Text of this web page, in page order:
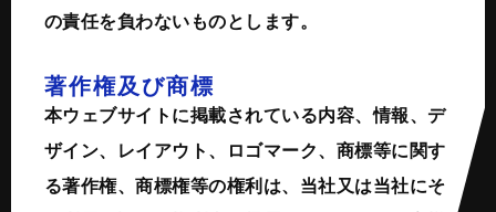
の責任を負わないものとします。
著作権及び商標
本ウェブサイトに掲載されている内容、情報、デ
ザイン、レイアウト、ロゴマーク、商標等に関す
る著作権、商標権等の権利は、当社又は当社にそ